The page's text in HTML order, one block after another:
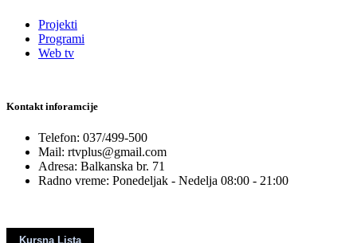
Projekti
Programi
Web tv
Kontakt inforamcije
Telefon: 037/499-500
Mail: rtvplus@gmail.com
Adresa: Balkanska br. 71
Radno vreme: Ponedeljak - Nedelja 08:00 - 21:00